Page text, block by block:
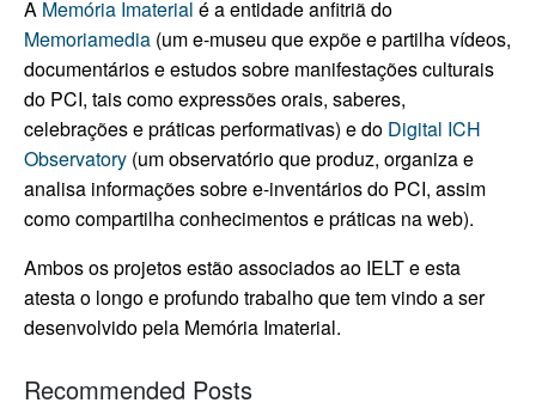
A Memória Imaterial é a entidade anfitriã do
Memoriamedia (um e-museu que expõe e partilha vídeos,
documentários e estudos sobre manifestações culturais
do PCI, tais como expressões orais, saberes,
celebrações e práticas performativas) e do Digital ICH
Observatory (um observatório que produz, organiza e
analisa informações sobre e-inventários do PCI, assim
como compartilha conhecimentos e práticas na web).
Ambos os projetos estão associados ao IELT e esta
atesta o longo e profundo trabalho que tem vindo a ser
desenvolvido pela Memória Imaterial.
b
e
a
v
i
s
b
a
b
a
b
eRecommended Posts